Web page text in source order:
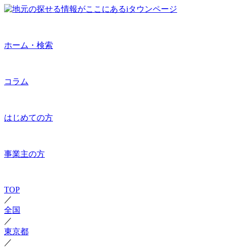
ホーム・検索
コラム
はじめての方
事業主の方
TOP
／
全国
／
東京都
／